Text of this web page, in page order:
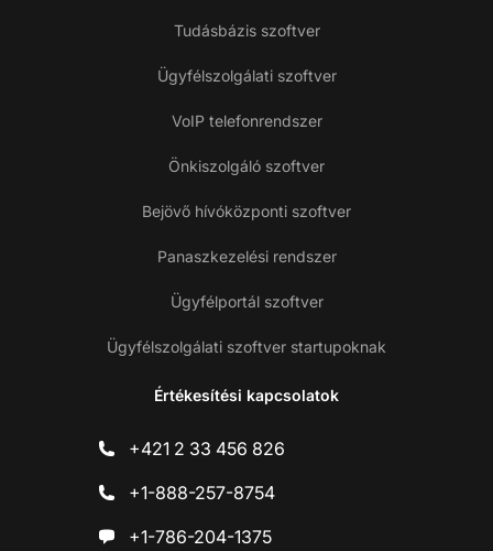
Tudásbázis szoftver
Ügyfélszolgálati szoftver
VoIP telefonrendszer
Önkiszolgáló szoftver
Bejövő hívóközponti szoftver
Panaszkezelési rendszer
Ügyfélportál szoftver
Ügyfélszolgálati szoftver startupoknak
Értékesítési kapcsolatok
+421 2 33 456 826
+1-888-257-8754
+1-786-204-1375